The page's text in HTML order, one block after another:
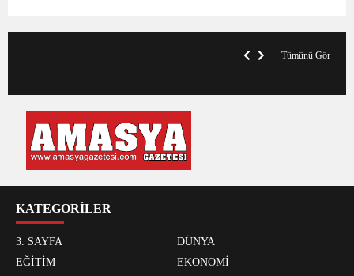
Tümünü Gör
KATEGORİLER
3. SAYFA
DÜNYA
EĞİTİM
EKONOMİ